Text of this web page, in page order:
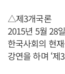
△제3개국론
2015년 5월 28
한국사회의 현
강연을 하며 ‘제